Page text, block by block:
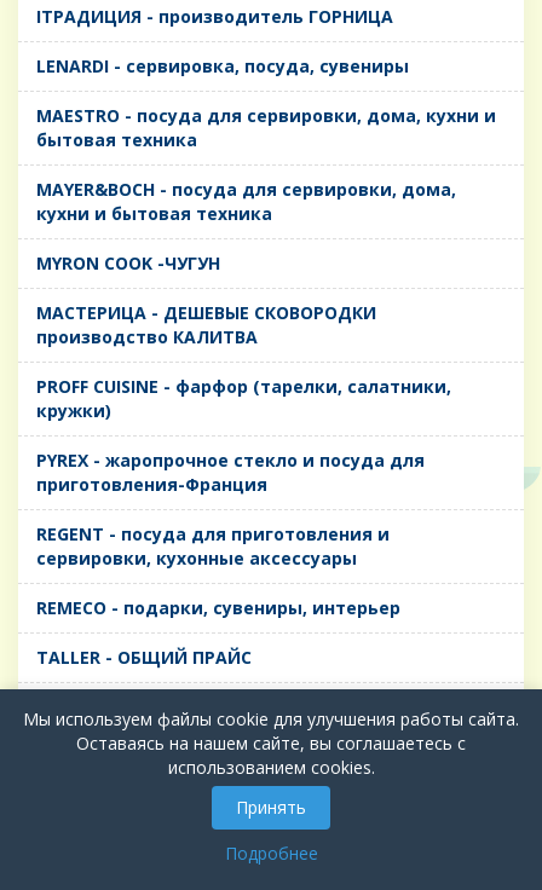
IТРАДИЦИЯ - производитель ГОРНИЦА
LENARDI - сервировка, посуда, сувениры
MAESTRO - посуда для сервировки, дома, кухни и
бытовая техника
MAYER&BOCH - посуда для сервировки, дома,
кухни и бытовая техника
MYRON COOK -ЧУГУН
MАСТЕРИЦА - ДЕШЕВЫЕ СКОВОРОДКИ
производство КАЛИТВА
PROFF CUISINE - фарфор (тарелки, салатники,
кружки)
PYREX - жаропрочное стекло и посуда для
приготовления-Франция
REGENT - посуда для приготовления и
сервировки, кухонные аксессуары
REMECO - подарки, сувениры, интерьер
TALLER - ОБЩИЙ ПРАЙС
TIMA - посуда для приготовления и сервировки,
кухонные аксессуары
БИОСТАЛЬ - ТЕРМОСА
Мы используем файлы cookie для улучшения работы сайта.
Оставаясь на нашем сайте, вы соглашаетесь с
использованием cookies.
Принять
Подробнее